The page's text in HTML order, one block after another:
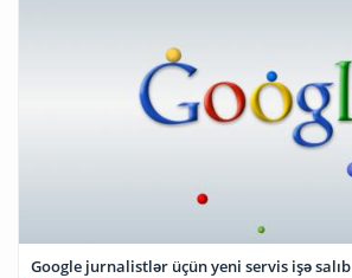
Google jurnalistlər üçün yeni servis işə salıb